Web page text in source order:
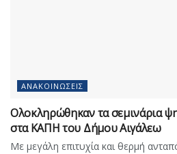
ΑΝΑΚΟΙΝΏΣΕΙΣ
Ολοκληρώθηκαν τα σεμινάρια
στα ΚΑΠΗ του Δήμου Αιγάλεω
Με μεγάλη επιτυχία και θερμή